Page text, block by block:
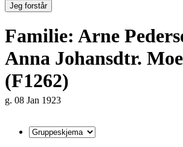
Jeg forstår
Familie: Arne
Anna Johansdtr.
(F1262)
g. 08 Jan 1923